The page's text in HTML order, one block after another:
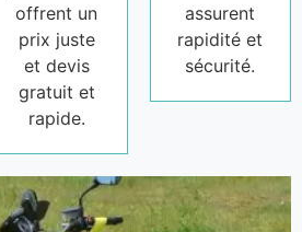
offrent un
prix juste
et devis
gratuit et
rapide.
assurent
rapidité et
sécurité.